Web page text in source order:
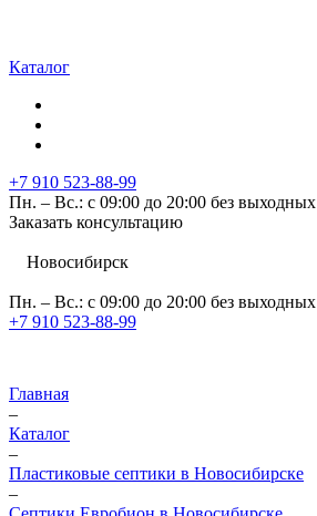
Каталог
+7 910 523-88-99
Пн. – Вс.: с 09:00 до 20:00 без выходных
Заказать консультацию
Новосибирск
Пн. – Вс.: с 09:00 до 20:00 без выходных
+7 910 523-88-99
Главная
–
Каталог
–
Пластиковые септики в Новосибирске
–